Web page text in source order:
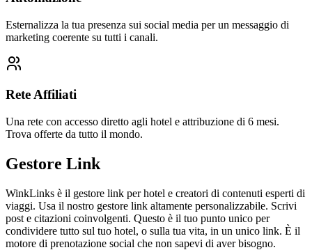
Esternalizza la tua presenza sui social media per un messaggio di
marketing coerente su tutti i canali.
Rete Affiliati
Una rete con accesso diretto agli hotel e attribuzione di 6 mesi.
Trova offerte da tutto il mondo.
Gestore Link
WinkLinks è il gestore link per hotel e creatori di contenuti esperti di
viaggi. Usa il nostro gestore link altamente personalizzabile. Scrivi
post e citazioni coinvolgenti. Questo è il tuo punto unico per
condividere tutto sul tuo hotel, o sulla tua vita, in un unico link. È il
motore di prenotazione social che non sapevi di aver bisogno.